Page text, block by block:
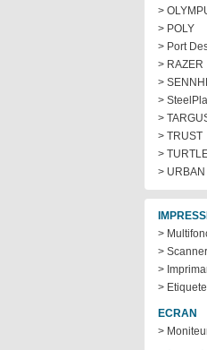
>
> POLY
> Port
> RAZER
>
>
>
> TRUST
>
> URBAN
>
> Scanner
>
>
ECRAN
>